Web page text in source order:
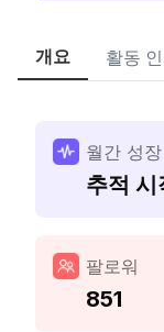
개요 활동
월간 성장
추적 시
팔로워
851